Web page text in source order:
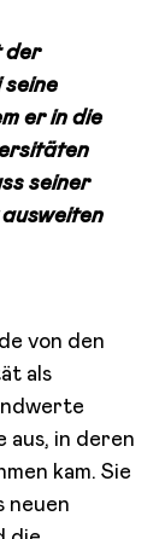
der
seine
er in die
seiner
von den
als
in deren
kam. Sie
neuen